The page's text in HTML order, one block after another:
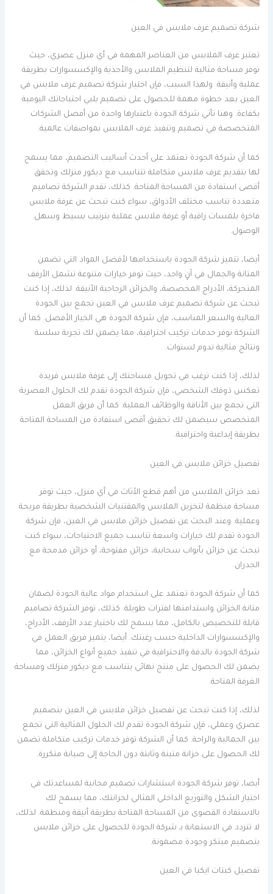
شركة تصميم غرف ملابس في العين
تعتبر غرف الملابس من العناصر المهمة في أي منزل عصري، حيث
توفر مساحة مثالية لتنظيم الملابس والأحذية والإكسسوارات بطريقة
عملية وأنيقة. ولهذا السبب، فإن اختيار شركة تصميم غرف ملابس في
العين يعد خطوة مهمة للحصول على تصميم يلبي احتياجاتك اليومية
بكفاءة. وهنا تأتي شركة الجودة باعتبارها واحدة من أفضل الشركات
المتخصصة في تصميم وتنفيذ غرف الملابس بمواصفات عالمية.
كما أن شركة الجودة تعتمد على أحدث أساليب التصميم، مما يسمح
لها بتقديم غرف ملابس متكاملة تتناسب مع ديكور منزلك وتحقق
أقصى استفادة من المساحة المتاحة. كذلك، تقدم الشركة تصاميم
متعددة تناسب مختلف الأذواق، سواء كنت تبحث عن غرفة ملابس
فاخرة بلمسات راقية أو غرفة ملابس عملية بترتيب بسيط وسهل
الوصول.
أيضا، تتميز شركة الجودة باستخدامها لأفضل المواد التي تضمن
المتانة والجمال في آنٍ واحد، حيث توفر خيارات متنوعة تشمل الأرفف
المتحركة، الأدراج المخصصة، والخزائن الزجاجية الأنيقة. لذلك، إذا كنت
تبحث عن شركة تصميم غرف ملابس في العين تجمع بين الجودة
العالية والسعر المناسب، فإن شركة الجودة هي الخيار الأفضل. كما أن
الشركة توفر خدمات تركيب احترافية، مما يضمن لك تجربة سلسة
ونتائج مثالية تدوم لسنوات.
لذلك، إذا كنت ترغب في تحويل مساحتك إلى غرفة ملابس فريدة
تعكس ذوقك الشخصي، فإن شركة الجودة تقدم لك الحلول العصرية
التي تجمع بين الأناقة والوظائف العملية. كما أن فريق العمل
المتخصص سيضمن لك تحقيق أقصى استفادة من المساحة المتاحة
بطريقة إبداعية واحترافية.
تفصيل خزائن ملابس في العين
تعد خزائن الملابس من أهم قطع الأثاث في أي منزل، حيث توفر
مساحة منظمة لتخزين الملابس والمقتنيات الشخصية بطريقة مريحة
وعملية. وعند البحث عن تفصيل خزائن ملابس في العين، فإن شركة
الجودة تقدم لك خيارات واسعة تناسب جميع الاحتياجات، سواء كنت
تبحث عن خزائن بأبواب سحابية، خزائن مفتوحة، أو خزائن مدمجة مع
الجدران.
كما أن شركة الجودة تعتمد على استخدام مواد عالية الجودة لضمان
متانة الخزائن واستدامتها لفترات طويلة. كذلك، توفر الشركة تصاميم
قابلة للتخصيص بالكامل، مما يسمح لك باختيار عدد الأرفف، الأدراج،
والإكسسوارات الداخلية حسب رغبتك. أيضا، يتميز فريق العمل في
شركة الجودة بالدقة والاحترافية في تنفيذ جميع أنواع الخزائن، مما
يضمن لك الحصول على منتج نهائي يتناسب مع ديكور منزلك ومساحة
الغرفة المتاحة.
لذلك، إذا كنت تبحث عن تفصيل خزائن ملابس في العين بتصميم
عصري وعملي، فإن شركة الجودة تقدم لك الحلول المثالية التي تجمع
بين الجمالية والراحة. كما أن الشركة توفر خدمات تركيب متكاملة تضمن
لك الحصول على خزانة متينة وثابتة دون الحاجة إلى صيانة متكررة.
أيضا، توفر شركة الجودة استشارات تصميم مجانية لمساعدتك في
اختيار الشكل والتوزيع الداخلي المثالي لخزانتك، مما يسمح لك
بالاستفادة القصوى من المساحة المتاحة بطريقة أنيقة ومنظمة. لذلك،
لا تتردد في الاستعانة بـ شركة الجودة للحصول على خزائن ملابس
بتصميم مبتكر وجودة مضمونة.
تفصيل كبتات ايكيا في العين